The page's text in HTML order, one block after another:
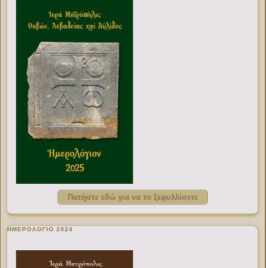
Πατήστε εδώ για να το ξεφυλλίσετε
ΗΜΕΡΟΛΟΓΙΟ 2024